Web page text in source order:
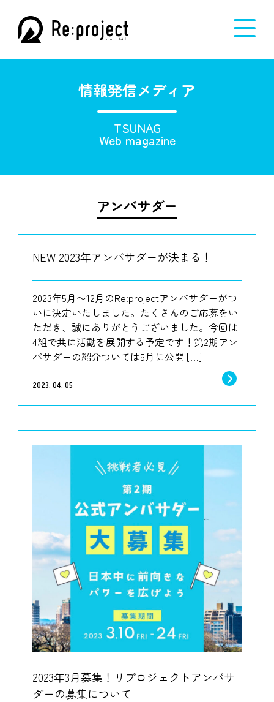
情報発信メディア
TSUNAG
Web magazine
アンバサダー
NEW 2023年アンバサダーが決まる！
2023年5月〜12月のRe:projectアンバサダーがつ
いに決定いたしました。たくさんのご応募をい
ただき、誠にありがとうございました。今回は
4組で共に活動を展開する予定です！第2期アン
バサダーの紹介ついては5月に公開 […]
2023. 04. 05
2023年3月募集！リプロジェクトアンバサ
ダーの募集について